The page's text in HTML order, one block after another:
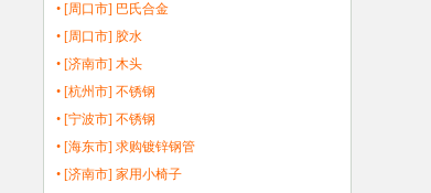
• [周口市] 巴氏合金
• [周口市] 胶水
• [济南市] 木头
• [杭州市] 不锈钢
• [宁波市] 不锈钢
• [海东市] 求购镀锌钢管
• [济南市] 家用小椅子